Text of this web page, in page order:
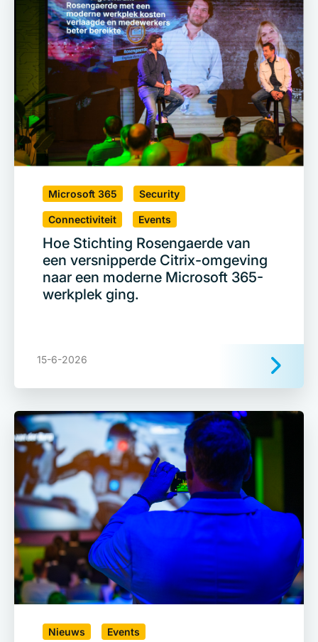
Microsoft 365 Security
Connectiviteit Events
Hoe Stichting Rosengaerde van
een versnipperde Citrix-omgeving
naar een moderne Microsoft 365-
werkplek ging.
15-6-2026
Nieuws Events